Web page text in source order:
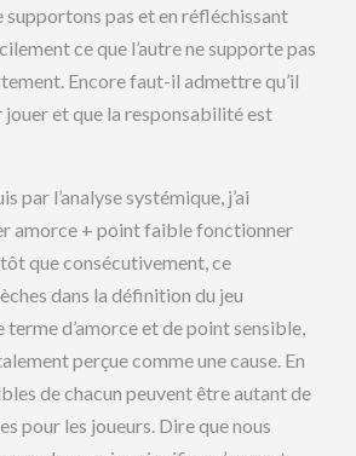
supportons pas et en réfléchissant
ce que l’autre ne supporte pas
Encore faut-il admettre qu’il
et que la responsabilité est
par l’analyse systémique, j’ai
amorce + point faible fonctionner
que consécutivement, ce
dans la définition du jeu
d’amorce et de point sensible,
perçue comme une cause. En
de chacun peuvent être autant de
pour les joueurs. Dire que nous